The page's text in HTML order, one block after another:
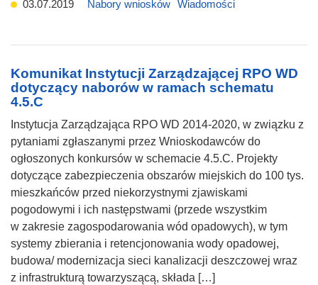
03.07.2019 Nabory wniosków Wiadomości
Komunikat Instytucji Zarządzającej RPO WD
dotyczący naborów w ramach schematu
4.5.C
Instytucja Zarządzająca RPO WD 2014-2020, w związku z
pytaniami zgłaszanymi przez Wnioskodawców do
ogłoszonych konkursów w schemacie 4.5.C. Projekty
dotyczące zabezpieczenia obszarów miejskich do 100 tys.
mieszkańców przed niekorzystnymi zjawiskami
pogodowymi i ich następstwami (przede wszystkim
w zakresie zagospodarowania wód opadowych), w tym
systemy zbierania i retencjonowania wody opadowej,
budowa/ modernizacja sieci kanalizacji deszczowej wraz
z infrastrukturą towarzyszącą, składa […]